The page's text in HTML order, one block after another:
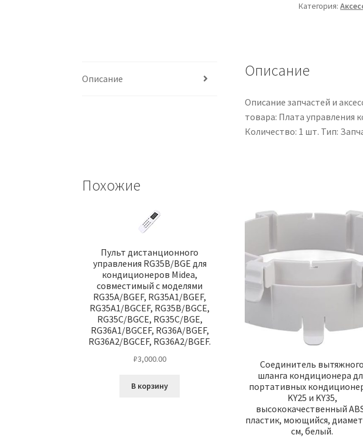
внутренним
плата,
для
кондиционера
Категория:
Описание Описание
Описание запчастей и
товара: Плата управления
Количество: 1 шт. Тип:
Похожие
Пульт дистанционного
управления RG35B/BGE для
кондиционеров Midea,
совместимый с моделями
RG35A/BGEF, RG35A1/BGEF,
RG35A1/BGCEF, RG35B/BGCE,
RG35C/BGCE, RG35C/BGE,
RG36A1/BGCEF, RG36A/BGEF,
RG36A2/BGCEF, RG36A2/BGEF.
₽3,000.00
В корзину
Соединитель вытяжного
шланга кондиционера
портативных
KY25 и KY35,
высококачественный
пластик, моющийся,
см, белый.